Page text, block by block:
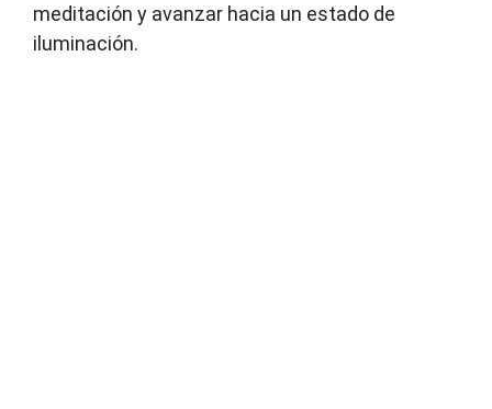
meditación y avanzar hacia un estado de
iluminación.